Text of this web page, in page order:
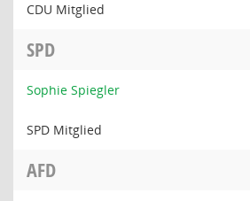
CDU Mitglied
SPD
Sophie Spiegler
SPD Mitglied
AFD